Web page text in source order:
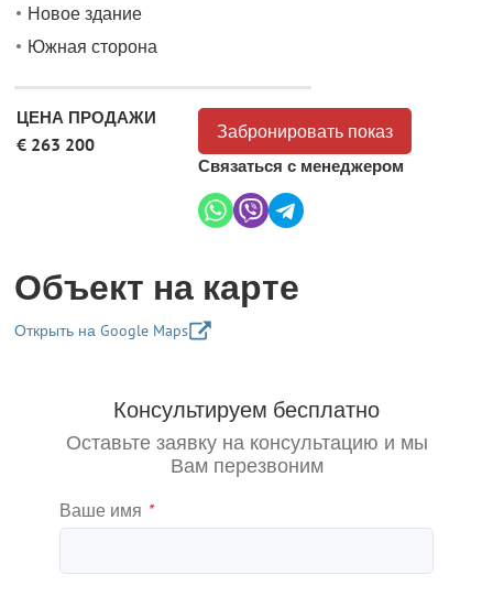
Новое здание
Южная сторона
ЦЕНА ПРОДАЖИ
€ 263 200
Забронировать показ
Связаться с менеджером
Объект на карте
Открыть на Google Maps
Консультируем бесплатно
Оставьте заявку на консультацию и мы
Вам перезвоним
Ваше имя *